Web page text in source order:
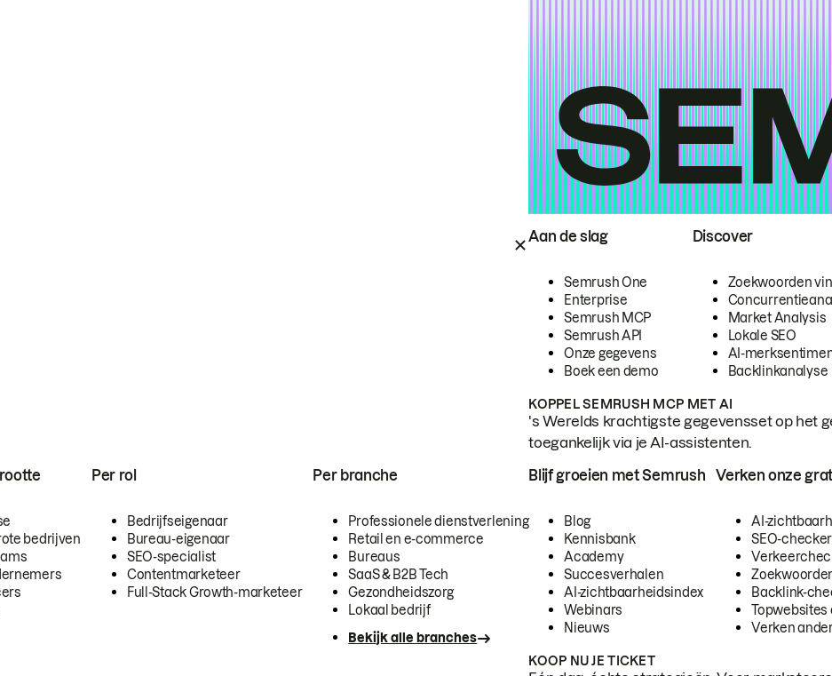
Aan de slag
Semrush One
Enterprise
Semrush MCP
Semrush API
Onze gegevens
Boek een demo
Discover
Zoekwoorden
Market Analysis
Lokale SEO
AI-
Backlinkanalyse
KOPPEL SEMRUSH MCP MET AI
's Werelds krachtigste gegevensset op het
toegankelijk via je AI-assistenten.
bedrijven
Per rol
Bedrijfseigenaar
Bureau-eigenaar
SEO-specialist
Contentmarketeer
Full-Stack Growth-marketeer
Per branche
Professionele dienstverlening
Retail en e-commerce
Bureaus
SaaS & B2B Tech
Gezondheidszorg
Lokaal bedrijf
Bekijk alle branches
Blijf groeien met Semrush
Blog
Kennisbank
Academy
Succesverhalen
AI-zichtbaarheidsindex
Webinars
Nieuws
Verken onze
AI-
SEO-checker
Backlink-
Topwebsites
Verken
KOOP NU JE TICKET